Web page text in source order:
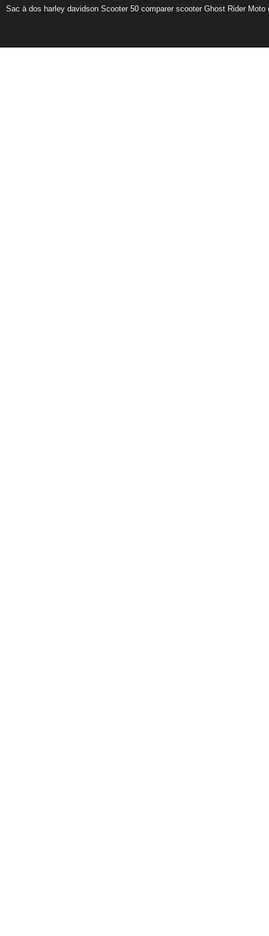
Sac à dos harley davidson Scooter 50 comparer scooter Ghost Rider Moto